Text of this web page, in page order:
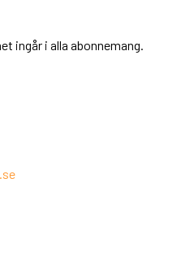
ingår i alla abonnemang.